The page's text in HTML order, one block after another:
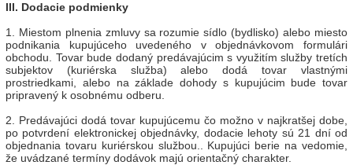
III. Dodacie podmienky
1. Miestom plnenia zmluvy sa rozumie sídlo (bydlisko) alebo miesto
podnikania kupujúceho uvedeného v objednávkovom formulári
obchodu. Tovar bude dodaný predávajúcim s využitím služby tretích
subjektov (kuriérska služba) alebo dodá tovar vlastnými
prostriedkami, alebo na základe dohody s kupujúcim bude tovar
pripravený k osobnému odberu.
2. Predávajúci dodá tovar kupujúcemu čo možno v najkratšej dobe,
po potvrdení elektronickej objednávky, dodacie lehoty sú 21 dní od
objednania tovaru kuriérskou službou.. Kupujúci berie na vedomie,
že uvádzané termíny dodávok majú orientačný charakter.